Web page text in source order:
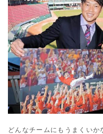
どんなチームにもうまくい